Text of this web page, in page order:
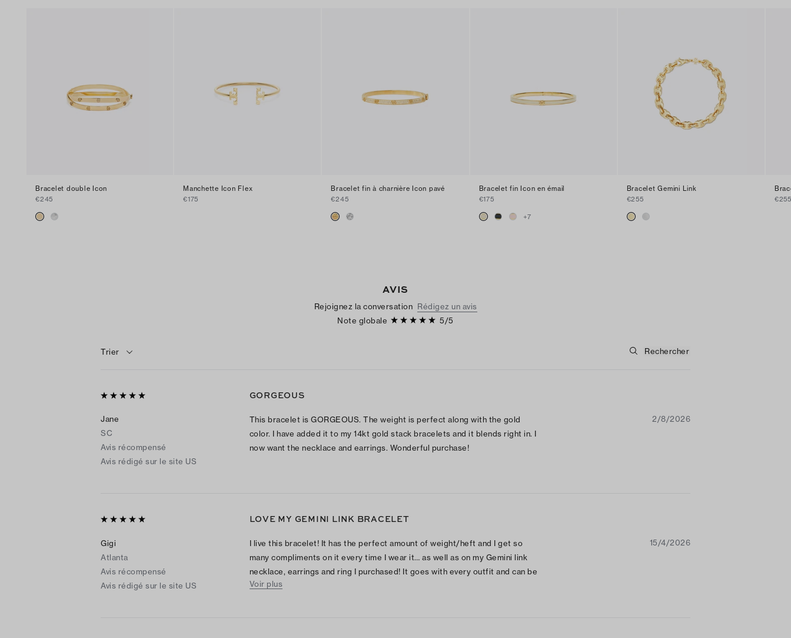
Bracelet double Icon
€245
Manchette Icon Flex
€175
Bracelet fin à charnière Icon pavé
€245
Bracelet fin Icon en émail
€175
+7
Bracelet Gemini Link
€255
€255
AVIS
Rejoignez la conversation Rédigez un avis
Note globale
5/5
Trier
Jane
SC
Avis récompensé
Avis rédigé sur le site US
GORGEOUS
This bracelet is GORGEOUS. The weight is perfect along with the gold
color. I have added it to my 14kt gold stack bracelets and it blends right in. I
now want the necklace and earrings. Wonderful purchase!
2/8/2026
Gigi
Atlanta
Avis récompensé
Avis rédigé sur le site US
LOVE MY GEMINI LINK BRACELET
I live this bracelet! It has the perfect amount of weight/heft and I get so
many compliments on it every time I wear it… as well as on my Gemini link
necklace, earrings and ring I purchased! It goes with every outfit and can be
dressed up or down! Perfect accessories!
Voir plus
15/4/2026